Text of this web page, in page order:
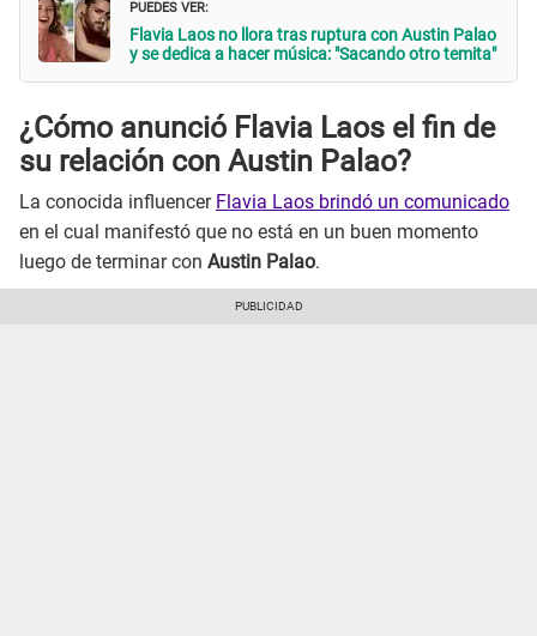
PUEDES VER:
Flavia Laos no llora tras ruptura con Austin Palao
y se dedica a hacer música: "Sacando otro temita"
¿Cómo anunció Flavia Laos el fin de
su relación con Austin Palao?
La conocida influencer Flavia Laos brindó un comunicado
en el cual manifestó que no está en un buen momento
luego de terminar con Austin Palao.